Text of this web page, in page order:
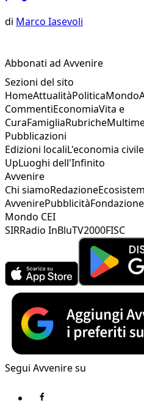
di Marco Iasevoli
Abbonati ad Avvenire
Sezioni del sito
HomeAttualitàPoliticaMondo
CommentiEconomiaVita e
CuraFamigliaRubriche
Pubblicazioni
Edizioni localiL'economia civile
UpLuoghi dell'Infinito
Avvenire
Chi siamoRedazione
AvvenirePubblicità
Mondo CEI
SIRRadio InBluTV2000FISC
Segui Avvenire su